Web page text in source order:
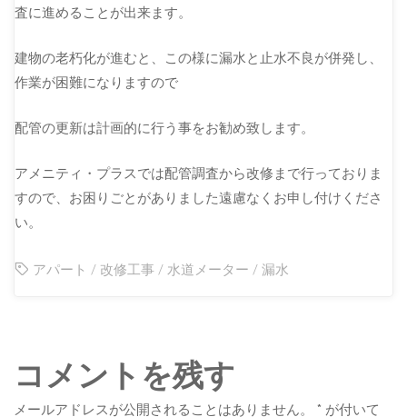
査に進めることが出来ます。
建物の老朽化が進むと、この様に漏水と止水不良が併発し、
作業が困難になりますので
配管の更新は計画的に行う事をお勧め致します。
アメニティ・プラスでは配管調査から改修まで行っておりま
すので、お困りごとがありました遠慮なくお申し付けくださ
い。
アパート / 改修工事/ 水道メーター / 漏水
コメントを残す
メールアドレスが公開されることはありません。 * が付いて